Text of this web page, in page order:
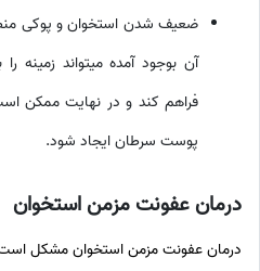
ضعیف شدن استخوان و پوکی
آن بوجود آمده میتواند زمینه
فراهم کند و در نهایت ممکن
پوست سرطان ایجاد شود.
درمان عفونت مزمن استخوان
درمان عفونت مزمن استخوان مشکل است.